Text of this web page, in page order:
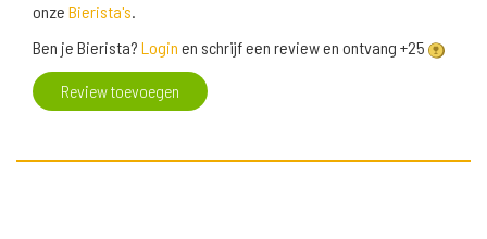
onze Bierista's.
Ben je Bierista? Login en schrijf een review en ontvang +25
Review toevoegen